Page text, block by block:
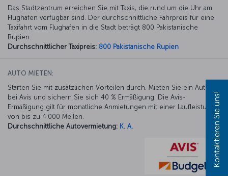
Das Stadtzentrum erreichen Sie mit Taxis, die rund um die Uhr am
Flughafen verfügbar sind. Der durchschnittliche Fahrpreis für eine
Taxifahrt vom Flughafen in die Stadt beträgt 800 Pakistanische
Rupien.
Durchschnittlicher Taxipreis: 800 Pakistanische Rupien
AUTO MIETEN:
Starten Sie mit zusätzlichen Vorteilen durch. Mieten Sie ein Auto
bei Avis und sichern Sie sich 40 % Ermäßigung. Die Avis-
Ermäßigung gilt für monatliche Anmietungen mit einer Laufleistung
von bis zu 4.000 Meilen.
Durchschnittliche Autovermietung: K. A. Kontaktieren Sie uns!